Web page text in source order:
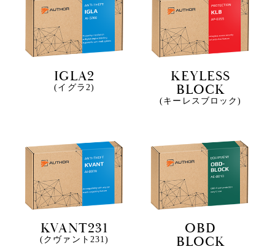
IGLA2
(イグラ2)
KEYLESS
BLOCK
(キーレスブロック)
KVANT231
(クヴァント231)
OBD
BLOCK